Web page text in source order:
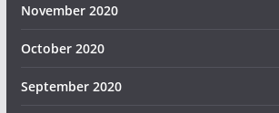
November 2020
October 2020
September 2020